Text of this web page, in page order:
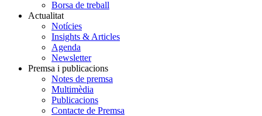
Borsa de treball
Actualitat
Notícies
Insights & Articles
Agenda
Newsletter
Premsa i publicacions
Notes de premsa
Multimèdia
Publicacions
Contacte de Premsa